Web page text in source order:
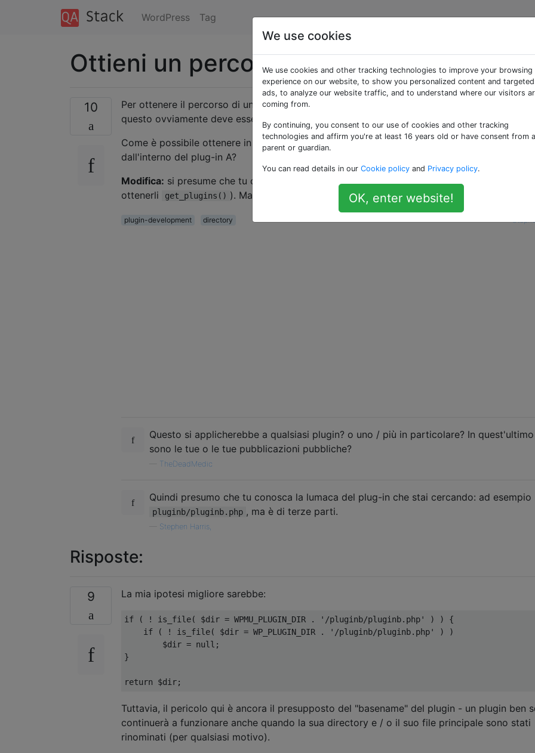
WordPress Tag
Ottieni un percorso per un plug-in
10 Per ottenere il percorso di un plug-in è possibile utilizzare
questo ovviamente deve essere chiamato dall'interno del plug-in.
Come è possibile ottenere in
modo affidabile il percorso del plug-in B ( pluginb/
dall'interno del plug-in A?
Modifica: si presume che tu conosca la lumaca del plug-in che stai cercando (in realtà puoi
ottenerli
get_plugins() ). Ma vorrei che funzionasse in generale.
plugin-development directory
Questo si applicherebbe a qualsiasi plugin? o uno / più in particolare? In
sono le tue o le tue pubblicazioni pubbliche?
TheDeadMedic
Quindi presumo che tu conosca la lumaca del plug-in che stai cercando: ad esempio
pluginb/pluginb.php , ma è di terze parti.
Stephen Harris,
Risposte:
9 La mia ipotesi migliore sarebbe:
if ( ! is_file( $dir = WPMU_PLUGIN_DIR . '/pluginb/pluginb.php' ) )
{
if
( ! is_file( $dir = WP_PLUGIN_DIR . '/pluginb/pluginb.php' )
)
        $dir
= null ;
}
return $dir;
Tuttavia, il pericolo qui è ancora il presupposto del "basename" del plugin - un plugin ben
continuerà a funzionare anche quando la sua directory e / o il suo file principale sono stati
rinominati (per qualsiasi motivo).
We use cookies
We use cookies and other tracking technologies to improve your browsing
experience on our website, to show you personalized content and targeted
ads, to analyze our website traffic, and to understand where our visitors
coming from.
By continuing, you consent to our use of cookies and other tracking
technologies and affirm you're at least 16 years old or have consent from a
parent or guardian.
You can read details in our Cookie policy and Privacy policy.
OK, enter website!